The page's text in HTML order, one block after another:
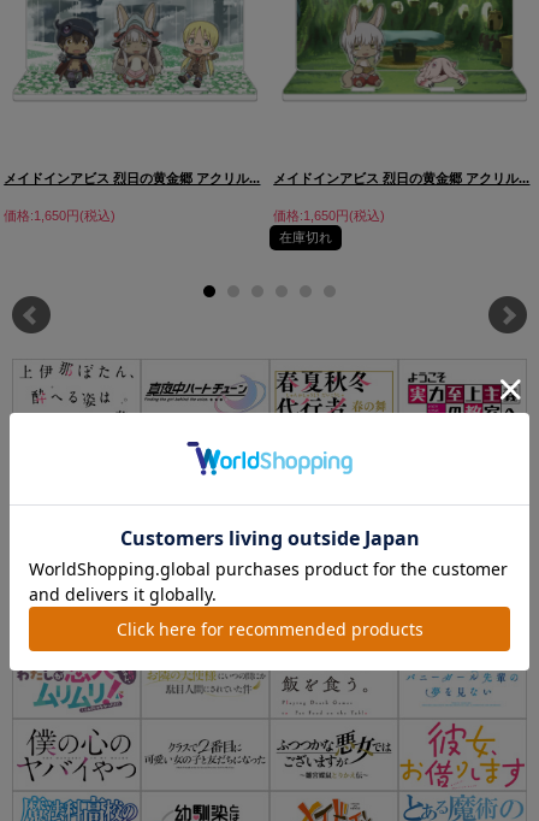
メイドインアビス 烈日の黄金郷 アクリル...
価格:1,650円(税込)
メイドインアビス 烈日の黄金郷 アクリル...
価格:1,650円(税込)
在庫切れ